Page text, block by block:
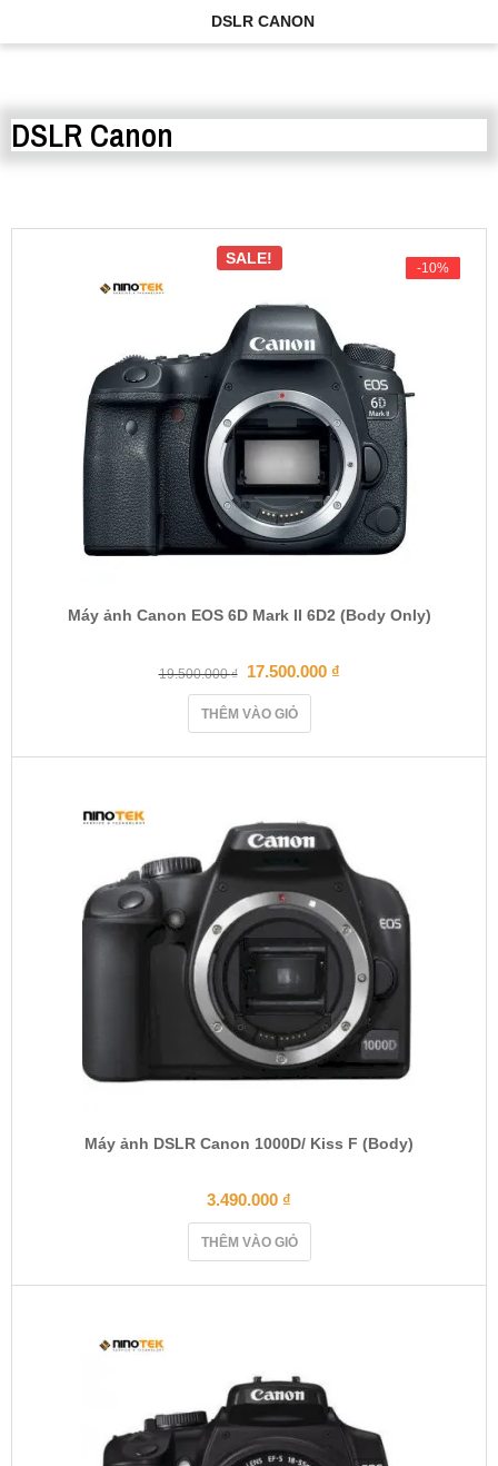
DSLR CANON
DSLR Canon
-10%
-10%
SALE!
Máy ảnh Canon EOS 6D Mark II 6D2 (Body Only)
19.500.000₫ 17.500.000 ₫
THÊM VÀO GIỎ
Máy ảnh DSLR Canon 1000D/ Kiss F (Body)
3.490.000 ₫
THÊM VÀO GIỎ